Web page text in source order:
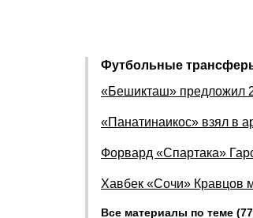
Футбольные
«Бешикташ» предложил
«Панатинаикос» взял в
Форвард «Спартака»
Хавбек «Сочи» Кравцов
Все материалы по теме